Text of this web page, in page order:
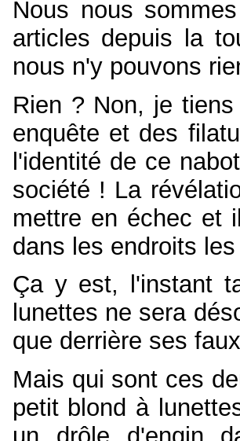
Nous nous
articles depuis la
nous n'y pouvons
Rien ? Non, je
enquête et des
l'identité de ce
société ! La
mettre en échec et
dans les endroits
Ça y est, l'instant
lunettes ne sera
que derrière ses
Mais qui sont ces
petit blond à